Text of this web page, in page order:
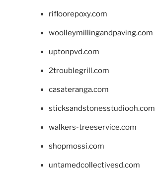
rifloorepoxy.com
woolleymillingandpaving.com
uptonpvd.com
2troublegrill.com
casateranga.com
sticksandstonesstudiooh.com
walkers-treeservice.com
shopmossi.com
untamedcollectivesd.com